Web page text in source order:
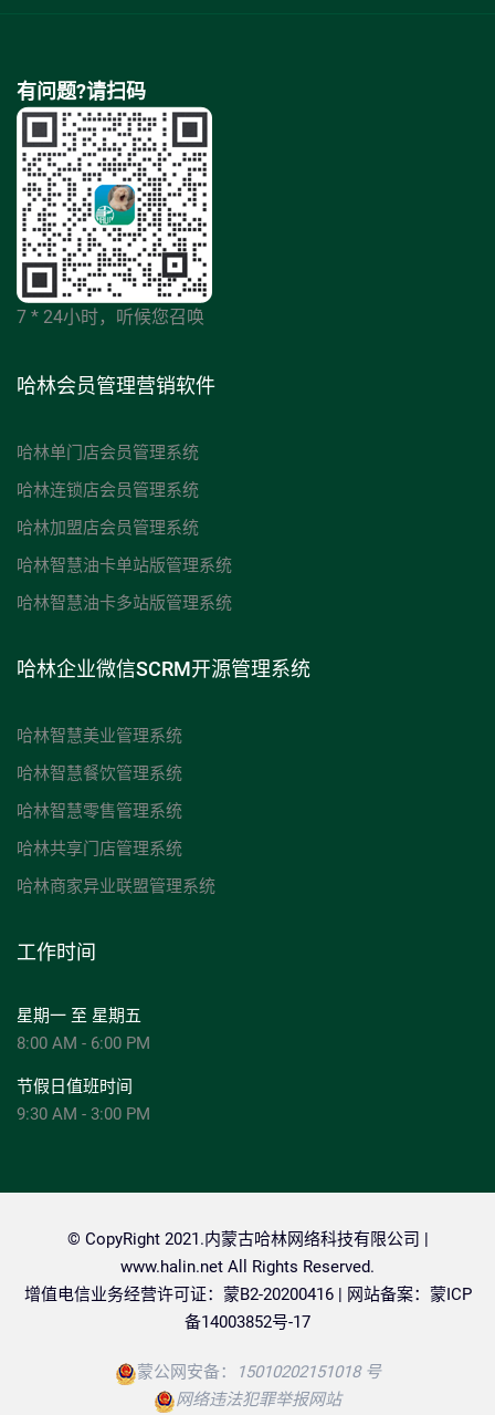
有问题?请扫码
7 * 24小时，听候您召唤
哈林会员管理营销软件
哈林单门店会员管理系统
哈林连锁店会员管理系统
哈林加盟店会员管理系统
哈林智慧油卡单站版管理系统
哈林智慧油卡多站版管理系统
哈林企业微信SCRM开源管理系统
哈林智慧美业管理系统
哈林智慧餐饮管理系统
哈林智慧零售管理系统
哈林共享门店管理系统
哈林商家异业联盟管理系统
工作时间
星期一 至 星期五
8:00 AM - 6:00 PM
节假日值班时间
9:30 AM - 3:00 PM
© CopyRight 2021.内蒙古哈林网络科技有限公司 |
www.halin.net All Rights Reserved.
增值电信业务经营许可证：蒙B2-20200416 | 网站备案： 蒙ICP
备14003852号-17
蒙公网安备：
15010202151018 号
网络违法犯罪举报网站